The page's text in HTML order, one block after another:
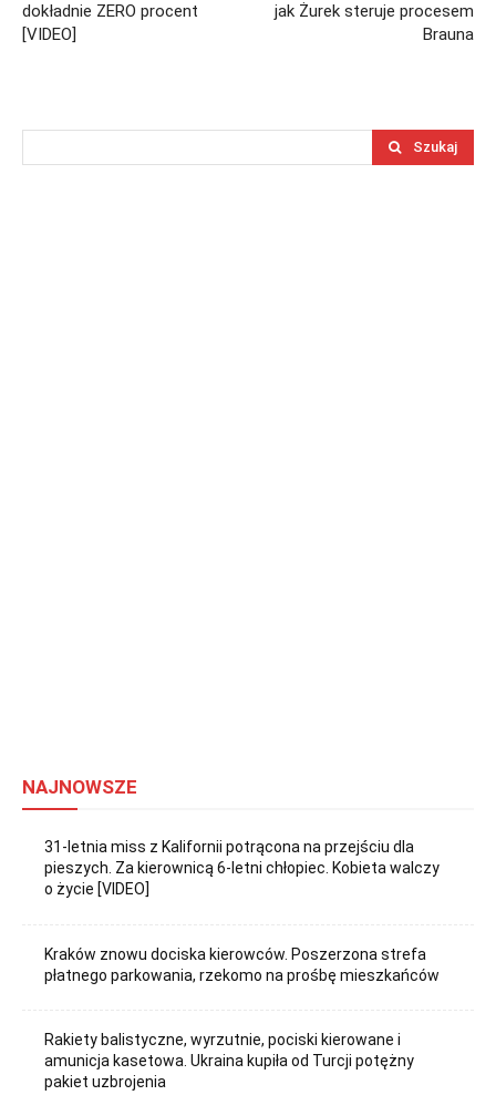
dokładnie ZERO procent
[VIDEO]
jak Żurek steruje procesem
Brauna
Szukaj
NAJNOWSZE
31-letnia miss z Kalifornii potrącona na przejściu dla
pieszych. Za kierownicą 6-letni chłopiec. Kobieta walczy
o życie [VIDEO]
Kraków znowu dociska kierowców. Poszerzona strefa
płatnego parkowania, rzekomo na prośbę mieszkańców
Rakiety balistyczne, wyrzutnie, pociski kierowane i
amunicja kasetowa. Ukraina kupiła od Turcji potężny
pakiet uzbrojenia